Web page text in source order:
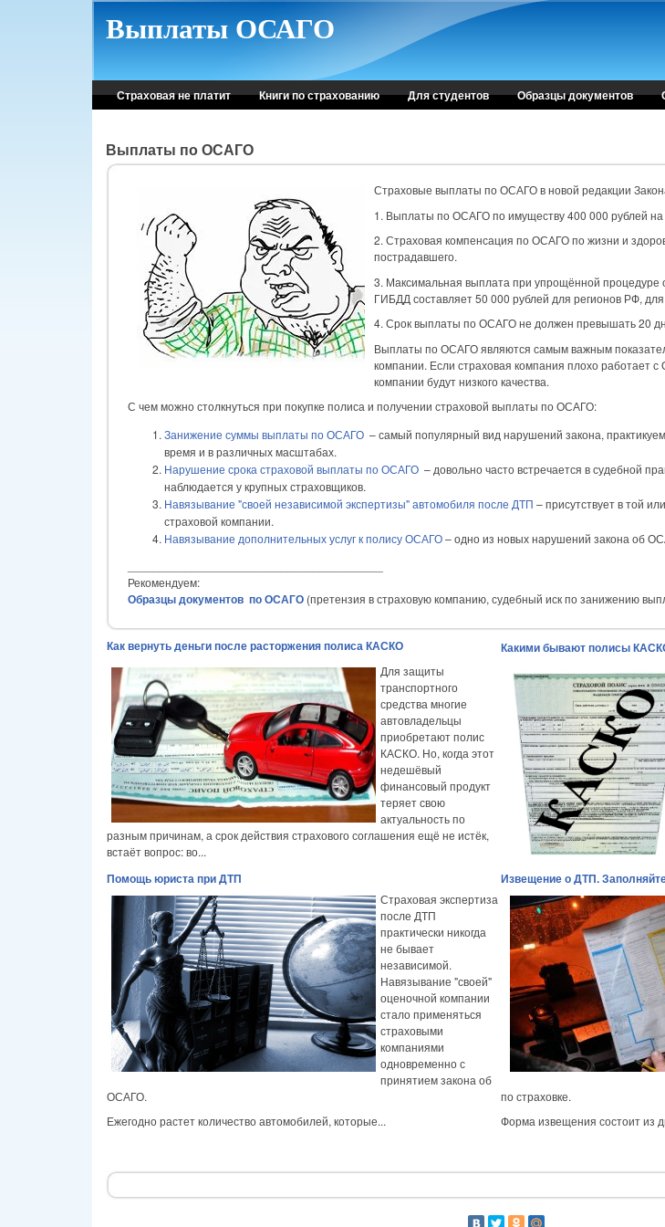
Выплаты ОСАГО
Страховая не платит Книги по страхованию Для студентов Образцы документов
Выплаты по ОСАГО
Страховые выплаты по ОСАГО в новой редакции
1. Выплаты по ОСАГО по имуществу 400 000 рублей на
2. Страховая компенсация по ОСАГО по жизни и
пострадавшего.
3. Максимальная выплата при упрощённой
ГИБДД составляет 50 000 рублей для регионов РФ,
4. Срок выплаты по ОСАГО не должен превышать 20
Выплаты по ОСАГО являются самым важным
компании. Если страховая компания плохо работает с
компании будут низкого качества.
С чем можно столкнуться при покупке полиса и получении страховой выплаты по ОСАГО:
Занижение суммы выплаты по ОСАГО– самый популярный вид нарушений закона,
время и в различных масштабах.
Нарушение срока страховой выплаты по ОСАГО– довольно часто встречается в судебной
наблюдается у крупных страховщиков.
Навязывание "своей независимой экспертизы" автомобиля после ДТП – присутствует в той
страховой компании.
Навязывание дополнительных услуг к полису ОСАГО– одно из новых нарушений закона об
Рекомендуем:
Образцы документов по ОСАГО(претензия в страховую компанию, судебный иск по занижению
Как вернуть деньги после расторжения полиса КАСКО
Для защиты
транспортного
средства многие
автовладельцы
приобретают полис
КАСКО. Но, когда этот
недешёвый
финансовый продукт
теряет свою
актуальность по
разным причинам, а срок действия страхового соглашения ещё не истёк,
встаёт вопрос: во...
Какими бывают полисы
Помощь юриста при ДТП
Страховая экспертиза
после ДТП
практически никогда
не бывает
независимой.
Навязывание "своей"
оценочной компании
стало применяться
страховыми
компаниями
одновременно с
принятием закона об
ОСАГО.
Ежегодно растет количество автомобилей, которые...
Извещение о ДТП.
по страховке.
Форма извещения состоит из